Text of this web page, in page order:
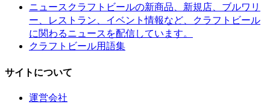
ニュース クラフトビールの新商品、新規店、ブルワリ
ー、レストラン、イベント情報など、クラフトビール
に関わるニュースを配信しています。
クラフトビール用語集
サイトについて
運営会社